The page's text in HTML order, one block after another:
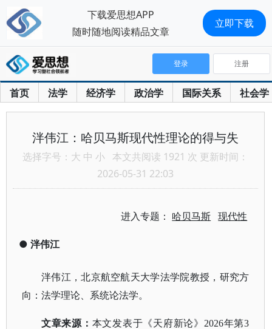
首页 法学 经济学 政治学 国际关系 社会学
登录 注册
泮伟江：哈贝马斯现代性理论的得与失
选择字号： 大 中 小 本文共阅读 1921 次 更新时间：
2026-05-31 22:03
进入专题： 哈贝马斯 现代性
● 泮伟江
泮伟江，北京航空航天大学法学院教授，研究方
向：法学理论、系统论法学。
文章来源 ： 本文发表于《天府新论》 2026年第3
下载爱思想APP
随时随地阅读精品文章
立即下载